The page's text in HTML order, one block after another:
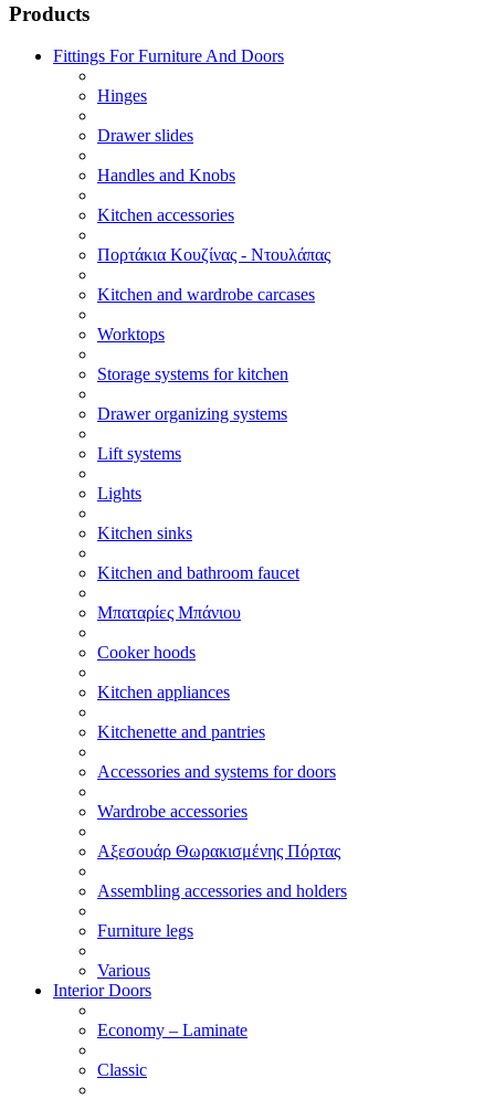
Products
Fittings For Furniture And Doors
Hinges
Drawer slides
Handles and Knobs
Kitchen accessories
Πορτάκια Κουζίνας - Ντουλάπας
Kitchen and wardrobe carcases
Worktops
Storage systems for kitchen
Drawer organizing systems
Lift systems
Lights
Kitchen sinks
Kitchen and bathroom faucet
Μπαταρίες Μπάνιου
Cooker hoods
Kitchen appliances
Kitchenette and pantries
Accessories and systems for doors
Wardrobe accessories
Αξεσουάρ Θωρακισμένης Πόρτας
Assembling accessories and holders
Furniture legs
Various
Interior Doors
Economy – Laminate
Classic